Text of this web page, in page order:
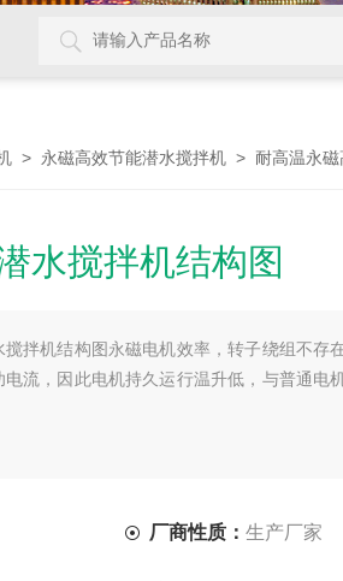
> 永磁高效节能潜水搅拌机 > 耐高温永磁
水搅拌机结构图
搅拌机结构图永磁电机效率，转子绕组不存
流，因此电机持久运行温升低，与普通电
厂商性质： 生产厂家